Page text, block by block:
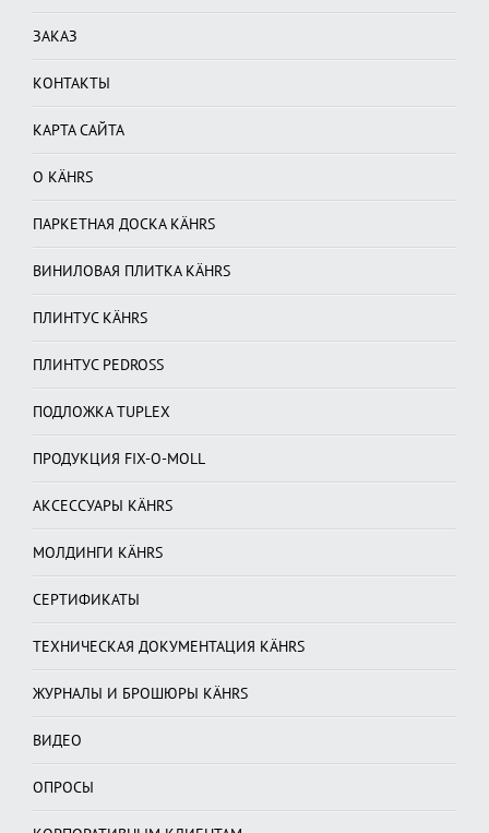
ЗАКАЗ
КОНТАКТЫ
КАРТА САЙТА
О KÄHRS
ПАРКЕТНАЯ ДОСКА KÄHRS
ВИНИЛОВАЯ ПЛИТКА KÄHRS
ПЛИНТУС KÄHRS
ПЛИНТУС PEDROSS
ПОДЛОЖКА TUPLEX
ПРОДУКЦИЯ FIX-O-MOLL
АКСЕССУАРЫ KÄHRS
МОЛДИНГИ KÄHRS
СЕРТИФИКАТЫ
ТЕХНИЧЕСКАЯ ДОКУМЕНТАЦИЯ KÄHRS
ЖУРНАЛЫ И БРОШЮРЫ KÄHRS
ВИДЕО
ОПРОСЫ